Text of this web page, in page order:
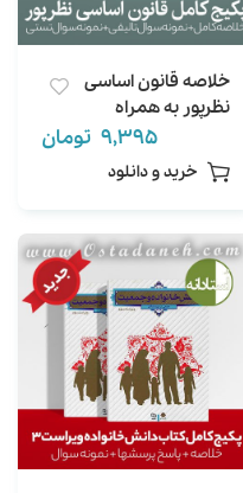
خلاصه قانون اساسی
نظرپور به همراه
نمونه سوال9,395 تومان
خرید و دانلود